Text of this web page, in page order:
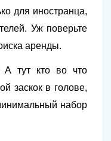
для иностранца,
Уж поверьте
аренды.
А тут кто во что
заскок в голове,
набор